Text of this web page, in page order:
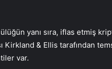
yanı sıra, iflas etmiş
Kirkland & Ellis tarafından
var.